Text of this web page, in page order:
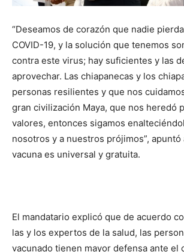
“Deseamos de corazón que nadie
COVID-19, y la solución que tenemos
contra este virus; hay suficientes y las
aprovechar. Las chiapanecas y los
personas resilientes y que nos
gran civilización Maya, que nos heredó
valores, entonces sigamos
nosotros y a nuestros prójimos”,
vacuna es universal y gratuita.
El mandatario explicó que de acuerdo
las y los expertos de la salud, las
vacunado tienen mayor defensa ante el